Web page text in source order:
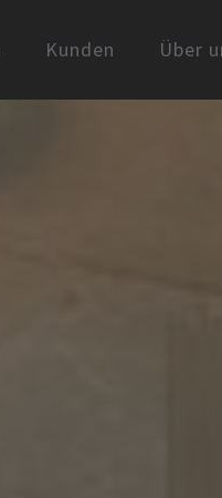
Kunden Über